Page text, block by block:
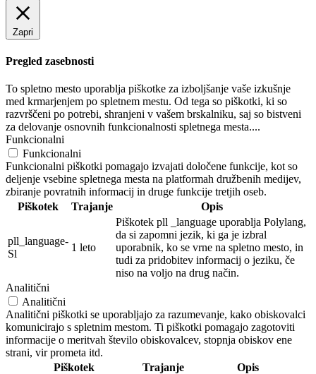
Zapri
Pregled zasebnosti
To spletno mesto uporablja piškotke za izboljšanje vaše izkušnje
med krmarjenjem po spletnem mestu. Od tega so piškotki, ki so
razvrščeni po potrebi, shranjeni v vašem brskalniku, saj so bistveni
za delovanje osnovnih funkcionalnosti spletnega mesta....
Funkcionalni
Funkcionalni
Funkcionalni piškotki pomagajo izvajati določene funkcije, kot so
deljenje vsebine spletnega mesta na platformah družbenih medijev,
zbiranje povratnih informacij in druge funkcije tretjih oseb.
Piškotek
Trajanje Opis
pll_language-
Sl
1 leto
Piškotek pll _language uporablja Polylang,
da si zapomni jezik, ki ga je izbral
uporabnik, ko se vrne na spletno mesto, in
tudi za pridobitev informacij o jeziku, če
niso na voljo na drug način.
Analitični
Analitični
Analitični piškotki se uporabljajo za razumevanje, kako obiskovalci
komunicirajo s spletnim mestom. Ti piškotki pomagajo zagotoviti
informacije o meritvah število obiskovalcev, stopnja obiskov ene
strani, vir prometa itd.
Piškotek
Trajanje Opis